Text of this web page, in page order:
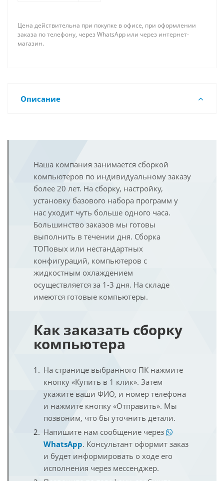
Цена действительна при покупке в офисе, при оформлении
заказа по телефону, через WhatsApp или через интернет-
магазин.
Описание
Наша компания занимается сборкой
компьютеров по индивидуальному заказу
более 20 лет. На сборку, настройку,
установку базового набора программ у
нас уходит чуть больше одного часа.
Большинство заказов мы готовы
выполнить в течении дня. Сборка
ТОПовых или нестандартных
конфигураций, компьютеров с
жидкостным охлаждением
осуществляется за 1-3 дня. На складе
имеются готовые компьютеры.
Как заказать сборку
компьютера
На странице выбранного ПК нажмите
кнопку «Купить в 1 клик». Затем
укажите ваши ФИО, и номер телефона
и нажмите кнопку «Отправить». Мы
позвоним, что бы уточнить детали.
Напишите нам сообщение через
WhatsApp. Консультант оформит заказ
и будет информировать о ходе его
исполнения через мессенджер.